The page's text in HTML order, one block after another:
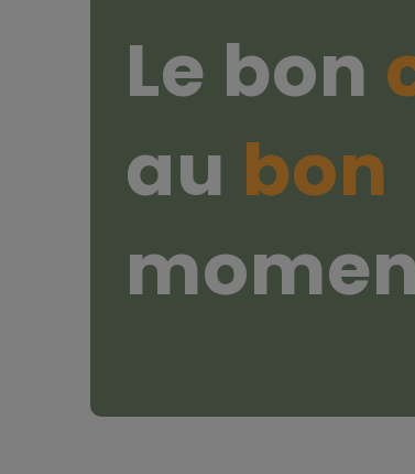
Le bon
au bon